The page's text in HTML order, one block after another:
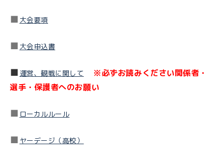
■ 大会要項
■ 大会申込書
■ 運営、観戦に関して
※必ずお読みください関係者・
選手・保護者へのお願い
■ ローカルルール
■ ヤーデージ（高校）